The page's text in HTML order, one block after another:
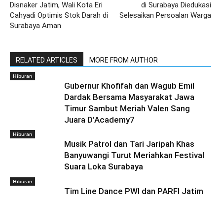
Disnaker Jatim, Wali Kota Eri
Cahyadi Optimis Stok Darah di
Surabaya Aman
di Surabaya Diedukasi
Selesaikan Persoalan Warga
RELATED ARTICLES MORE FROM AUTHOR
Hiburan
Gubernur Khofifah dan Wagub Emil
Dardak Bersama Masyarakat Jawa
Timur Sambut Meriah Valen Sang
Juara D’Academy7
Hiburan
Musik Patrol dan Tari Jaripah Khas
Banyuwangi Turut Meriahkan Festival
Suara Loka Surabaya
Hiburan
Tim Line Dance PWI dan PARFI Jatim